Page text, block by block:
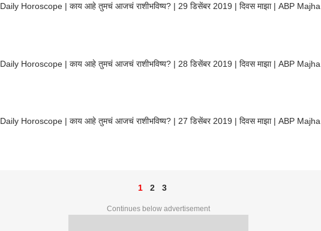
Daily Horoscope | काय आहे तुमचं आजचं राशीभविष्य? | 29 डिसेंबर 2019 | दिवस माझा | ABP Majha
Daily Horoscope | काय आहे तुमचं आजचं राशीभविष्य? | 28 डिसेंबर 2019 | दिवस माझा | ABP Majha
Daily Horoscope | काय आहे तुमचं आजचं राशीभविष्य? | 27 डिसेंबर 2019 | दिवस माझा | ABP Majha
1 2 3
Continues below advertisement